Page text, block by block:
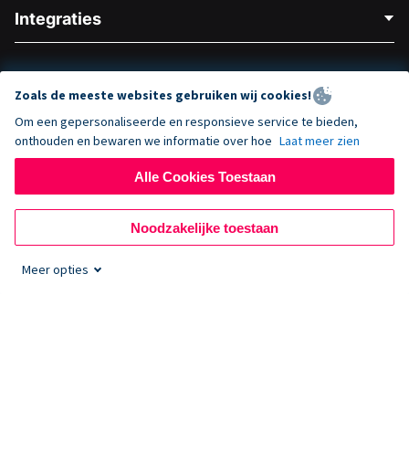
Vacatures
Privacy
Beveiliging
Affiliate Partnerschap
Medische Fondsenwerving
Goede Doelen Fondsenwerving
Integraties
Wix Donatie Plugin
Weebly Donatie App
Webflow Donatie App
API Doc + Zapier
© 2026 Rebel Idealist Inc 520 Belle View Blvd #4106, Alexandria, VA
22307
Zoals de meeste websites gebruiken wij cookies!
Om een gepersonaliseerde en responsieve service te bieden,
onthouden en bewaren we informatie over hoe Laat meer zien
Alle Cookies Toestaan
Noodzakelijke toestaan
Meer opties